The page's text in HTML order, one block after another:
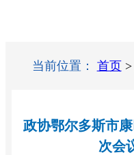
当前位置： 首页 >
政协鄂尔多斯市
次会